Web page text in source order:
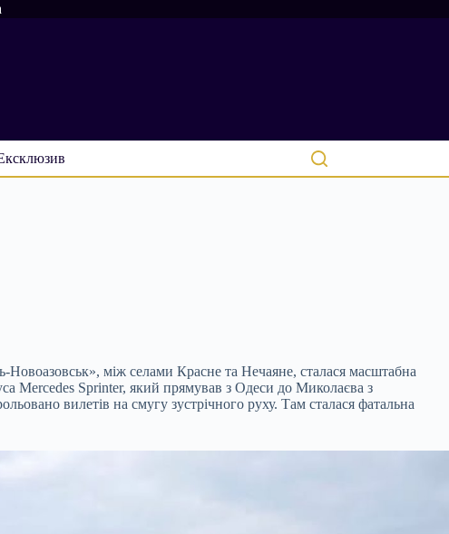
між селами Красне та Нечаяне, сталася масштабна
Mercedes Sprinter, який прямував з Одеси до Миколаєва з
вилетів на смугу зустрічного руху. Там сталася фатальна